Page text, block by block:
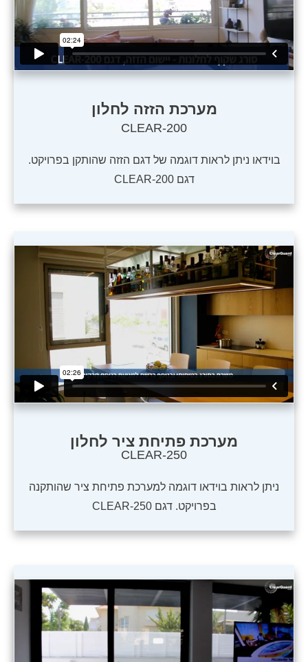
מערכת הזזה לחלון
CLEAR-200
בוידאו ניתן לראות דוגמה של דגם הזזה שהותקן בפרויקט.
דגם CLEAR-200
מערכת פתיחת ציר לחלון
CLEAR-250
ניתן לראות בוידאו דוגמה למערכת פתיחת ציר שהותקנה
בפרויקט. דגם CLEAR-250